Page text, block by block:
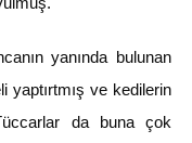
yanında bulunan
yaptırtmış ve kedilerin
da buna çok